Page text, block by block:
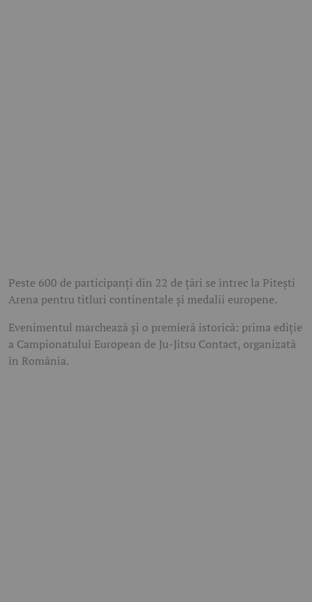
Peste 600 de participanți din 22 de țări se întrec la Pitești
Arena pentru titluri continentale și medalii europene.
Evenimentul marchează și o premieră istorică: prima ediție
a Campionatului European de Ju-Jitsu Contact, organizată
în România.